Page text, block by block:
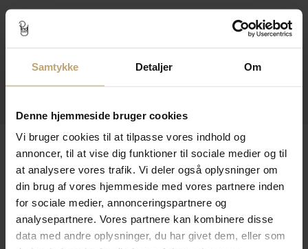
Samtykke Detaljer Om
Denne hjemmeside bruger cookies
Vi bruger cookies til at tilpasse vores indhold og
annoncer, til at vise dig funktioner til sociale medier og til
at analysere vores trafik. Vi deler også oplysninger om
din brug af vores hjemmeside med vores partnere inden
for sociale medier, annonceringspartnere og
analysepartnere. Vores partnere kan kombinere disse
data med andre oplysninger, du har givet dem, eller som
Kontakt
Information
Leveringsmuligheder
Betalingsmuligheder